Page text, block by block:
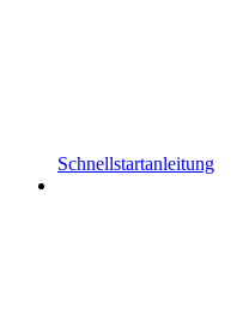
Schnellstartanleitung